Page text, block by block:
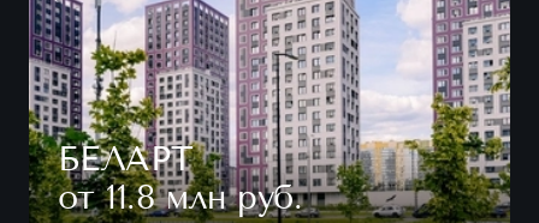
БЕЛАРТ
от 11.8 млн руб.